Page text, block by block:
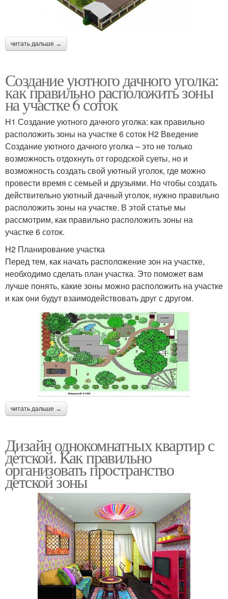
читать дальше →
Создание уютного дачного уголка:
как правильно расположить зоны
на участке 6 соток
H1 Создание уютного дачного уголка: как правильно
расположить зоны на участке 6 соток H2 Введение
Создание уютного дачного уголка – это не только
возможность отдохнуть от городской суеты, но и
возможность создать свой уютный уголок, где можно
провести время с семьей и друзьями. Но чтобы создать
действительно уютный дачный уголок, нужно правильно
расположить зоны на участке. В этой статье мы
рассмотрим, как правильно расположить зоны на
участке 6 соток.
H2 Планирование участка
Перед тем, как начать расположение зон на участке,
необходимо сделать план участка. Это поможет вам
лучше понять, какие зоны можно расположить на участке
и как они будут взаимодействовать друг с другом.
читать дальше →
Дизайн однокомнатных квартир с
детской. Как правильно
организовать пространство
детской зоны